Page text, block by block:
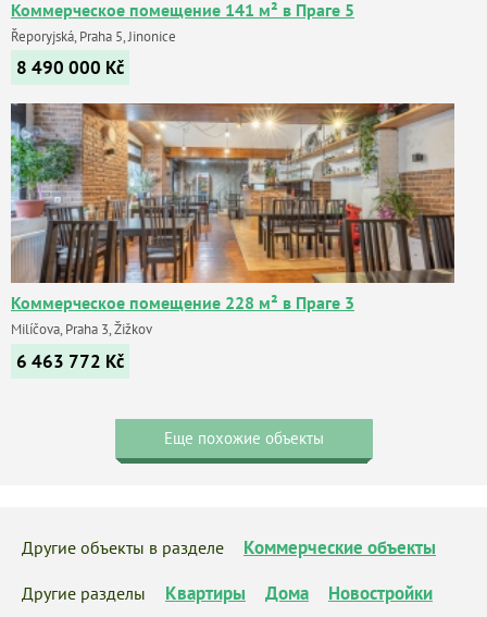
Коммерческое помещение 141 м² в Праге 5
Řeporyjská, Praha 5, Jinonice
8 490 000 Kč
Коммерческое помещение 228 м² в Праге 3
Milíčova, Praha 3, Žižkov
6 463 772 Kč
Еще похожие объекты
Другие объекты в разделе Коммерческие объекты
Другие разделы Квартиры Дома Новостройки